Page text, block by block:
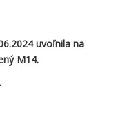
uvoľnila na
M14.